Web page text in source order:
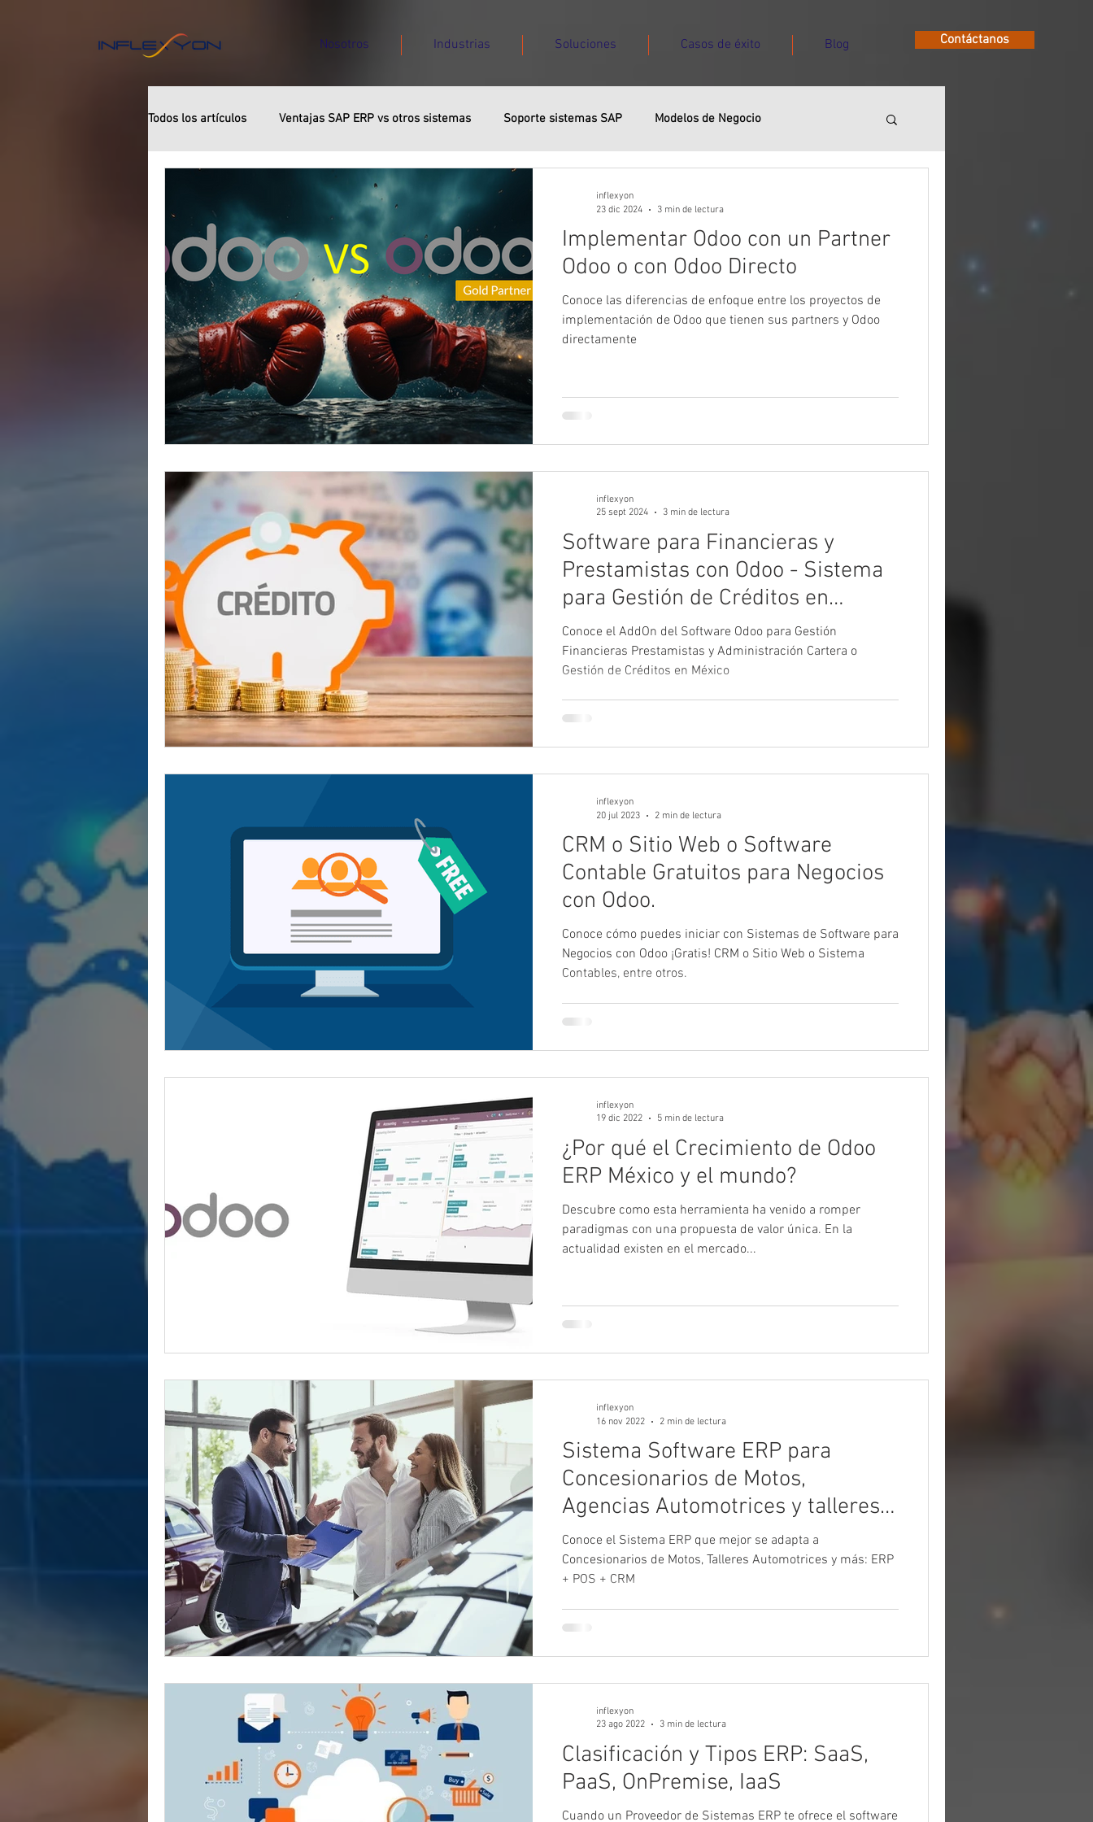
Nosotros Industrias Soluciones Casos de éxito Blog Contáctanos
Todos los artículos Ventajas SAP ERP vs otros sistemas Soporte sistemas SAP Modelos de Negocio
Ventajas Odoo ERP vs Otros sistemas
Implementar Odoo con un Partner
Odoo o con Odoo Directo
Conoce las diferencias de enfoque entre los proyectos de
implementación de Odoo que tienen sus partners y Odoo
directamente
inflexyon
23 dic 2024
3 min de lectura
Software para Financieras y
Prestamistas con Odoo - Sistema
para Gestión de Créditos en
México
Conoce el AddOn del Software Odoo para Gestión
Financieras Prestamistas y Administración Cartera o
Gestión de Créditos en México
inflexyon
25 sept 2024
3 min de lectura
CRM o Sitio Web o Software
Contable Gratuitos para Negocios
con Odoo.
Conoce cómo puedes iniciar con Sistemas de Software para
Negocios con Odoo ¡Gratis! CRM o Sitio Web o Sistema
Contables, entre otros.
inflexyon
20 jul 2023
2 min de lectura
¿Por qué el Crecimiento de Odoo
ERP México y el mundo?
Descubre como esta herramienta ha venido a romper
paradigmas con una propuesta de valor única. En la
actualidad existen en el mercado...
inflexyon
19 dic 2022
5 min de lectura
Sistema Software ERP para
Concesionarios de Motos,
Agencias Automotrices y talleres
en Guadalajara.
Conoce el Sistema ERP que mejor se adapta a
Concesionarios de Motos, Talleres Automotrices y más: ERP
+ POS + CRM
inflexyon
16 nov 2022
2 min de lectura
Clasificación y Tipos ERP: SaaS,
PaaS, OnPremise, IaaS
Cuando un Proveedor de Sistemas ERP te ofrece el software
inflexyon
23 ago 2022
3 min de lectura